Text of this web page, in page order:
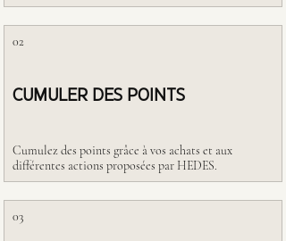
02
CUMULER DES POINTS
Cumulez des points grâce à vos achats et aux
différentes actions proposées par HEDES.
03